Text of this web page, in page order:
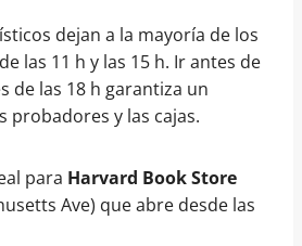
dejan a la mayoría de los
las 11 h y las 15 h. Ir antes de
de las 18 h garantiza un
probadores y las cajas.
para Harvard Book Store
Ave) que abre desde las